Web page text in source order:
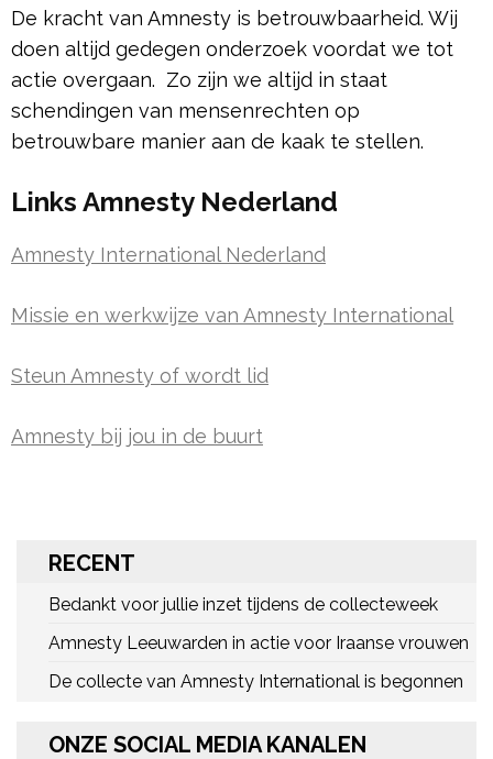
De kracht van Amnesty is betrouwbaarheid. Wij
doen altijd gedegen onderzoek voordat we tot
actie overgaan. Zo zijn we altijd in staat
schendingen van mensenrechten op
betrouwbare manier aan de kaak te stellen.
Links Amnesty Nederland
Amnesty International Nederland
Missie en werkwijze van Amnesty International
Steun Amnesty of wordt lid
Amnesty bij jou in de buurt
RECENT
Bedankt voor jullie inzet tijdens de collecteweek
Amnesty Leeuwarden in actie voor Iraanse vrouwen
De collecte van Amnesty International is begonnen
ONZE SOCIAL MEDIA KANALEN